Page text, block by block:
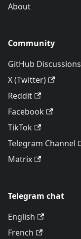
About
Community
GitHub Discussions
X (Twitter)
Reddit
Facebook
TikTok
Telegram Channel
Matrix
Telegram chat
English
French